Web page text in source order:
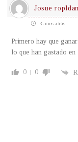
Josue ropldan
3 años atrás
Primero hay que
lo que han gastado
0 0